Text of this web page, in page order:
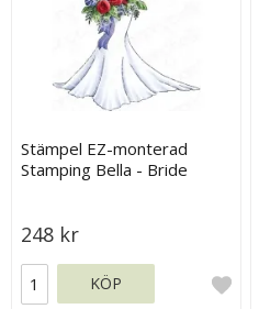
Stämpel EZ-monterad
Stamping Bella - Bride
248 kr
KÖP